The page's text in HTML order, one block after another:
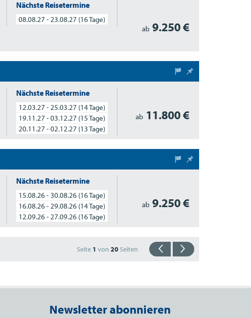
ab 9.250 €
Nächste Reisetermine
08.08.27 - 23.08.27 (16 Tage)
ab 11.800 €
Nächste Reisetermine
12.03.27 - 25.03.27 (14 Tage)
19.11.27 - 03.12.27 (15 Tage)
20.11.27 - 02.12.27 (13 Tage)
ab 9.250 €
Nächste Reisetermine
15.08.26 - 30.08.26 (16 Tage)
16.08.26 - 29.08.26 (14 Tage)
12.09.26 - 27.09.26 (16 Tage)
Seite 1 von 20 Seiten
Bitte nicht ausfüllen.
Newsletter abonnieren